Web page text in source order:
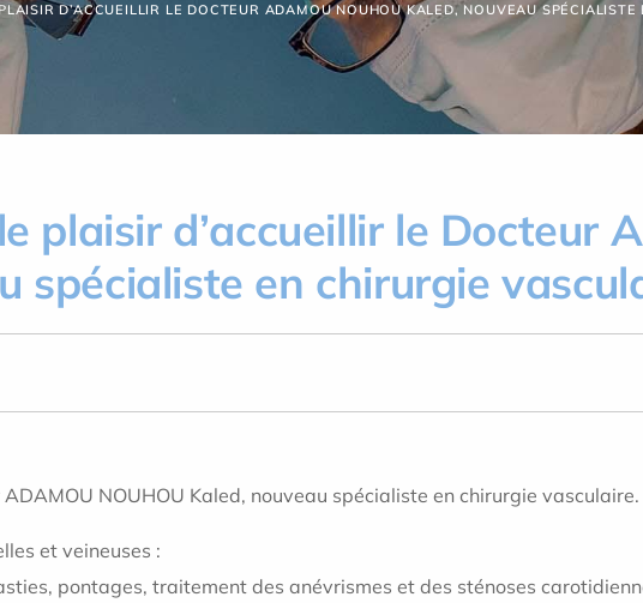
D’ACCUEILLIR LE DOCTEUR ADAMOU NOUHOU KALED, NOUVEAU SPÉCIALISTE
plaisir d’accueillir le Docteur
spécialiste en chirurgie
NOUHOU Kaled, nouveau spécialiste en chirurgie vasculaire.
et veineuses :
pontages, traitement des anévrismes et des sténoses